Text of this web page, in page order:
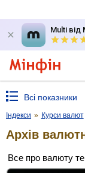
Multi від
Всі показники
Індекси » Курси валют
Архів
Все про валюту